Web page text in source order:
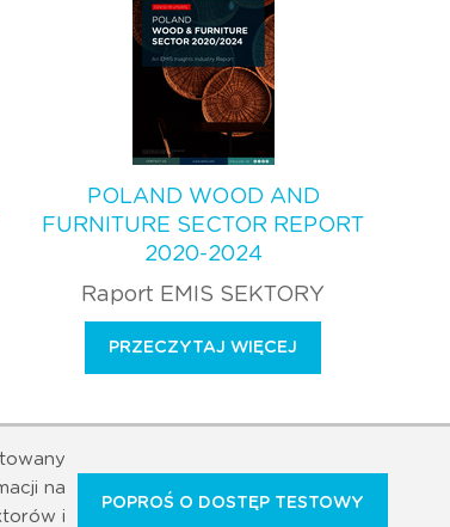
POLAND WOOD AND
FURNITURE SECTOR REPORT
2020-2024
Raport EMIS SEKTORY
PRZECZYTAJ WIĘCEJ
na
i
POPROŚ O DOSTĘP TESTOWY